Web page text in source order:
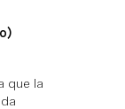
que la